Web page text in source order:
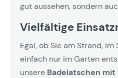
gut aussehen, sondern
Vielfältige
Egal, ob Sie am Strand,
einfach nur im Garten
unsere Badelatschen